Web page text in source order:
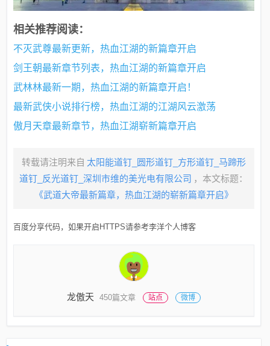
相关推荐阅读：
不灭武尊最新更新，热血江湖的新篇章开启
剑王朝最新章节列表，热血江湖的新篇章开启
武林林最新一期，热血江湖的新篇章开启！
最新武侠小说排行榜，热血江湖的江湖风云激荡
傲月天章最新章节，热血江湖崭新篇章开启
转载请注明来自 太阳能道钉_圆形道钉_方形道钉_马蹄形
道钉_反光道钉_深圳市维的美光电有限公司 ，本文标题：
《武道大帝最新篇章，热血江湖的崭新篇章开启》
百度分享代码，如果开启HTTPS请参考李洋个人博客
龙傲天 450篇文章 站点 微博